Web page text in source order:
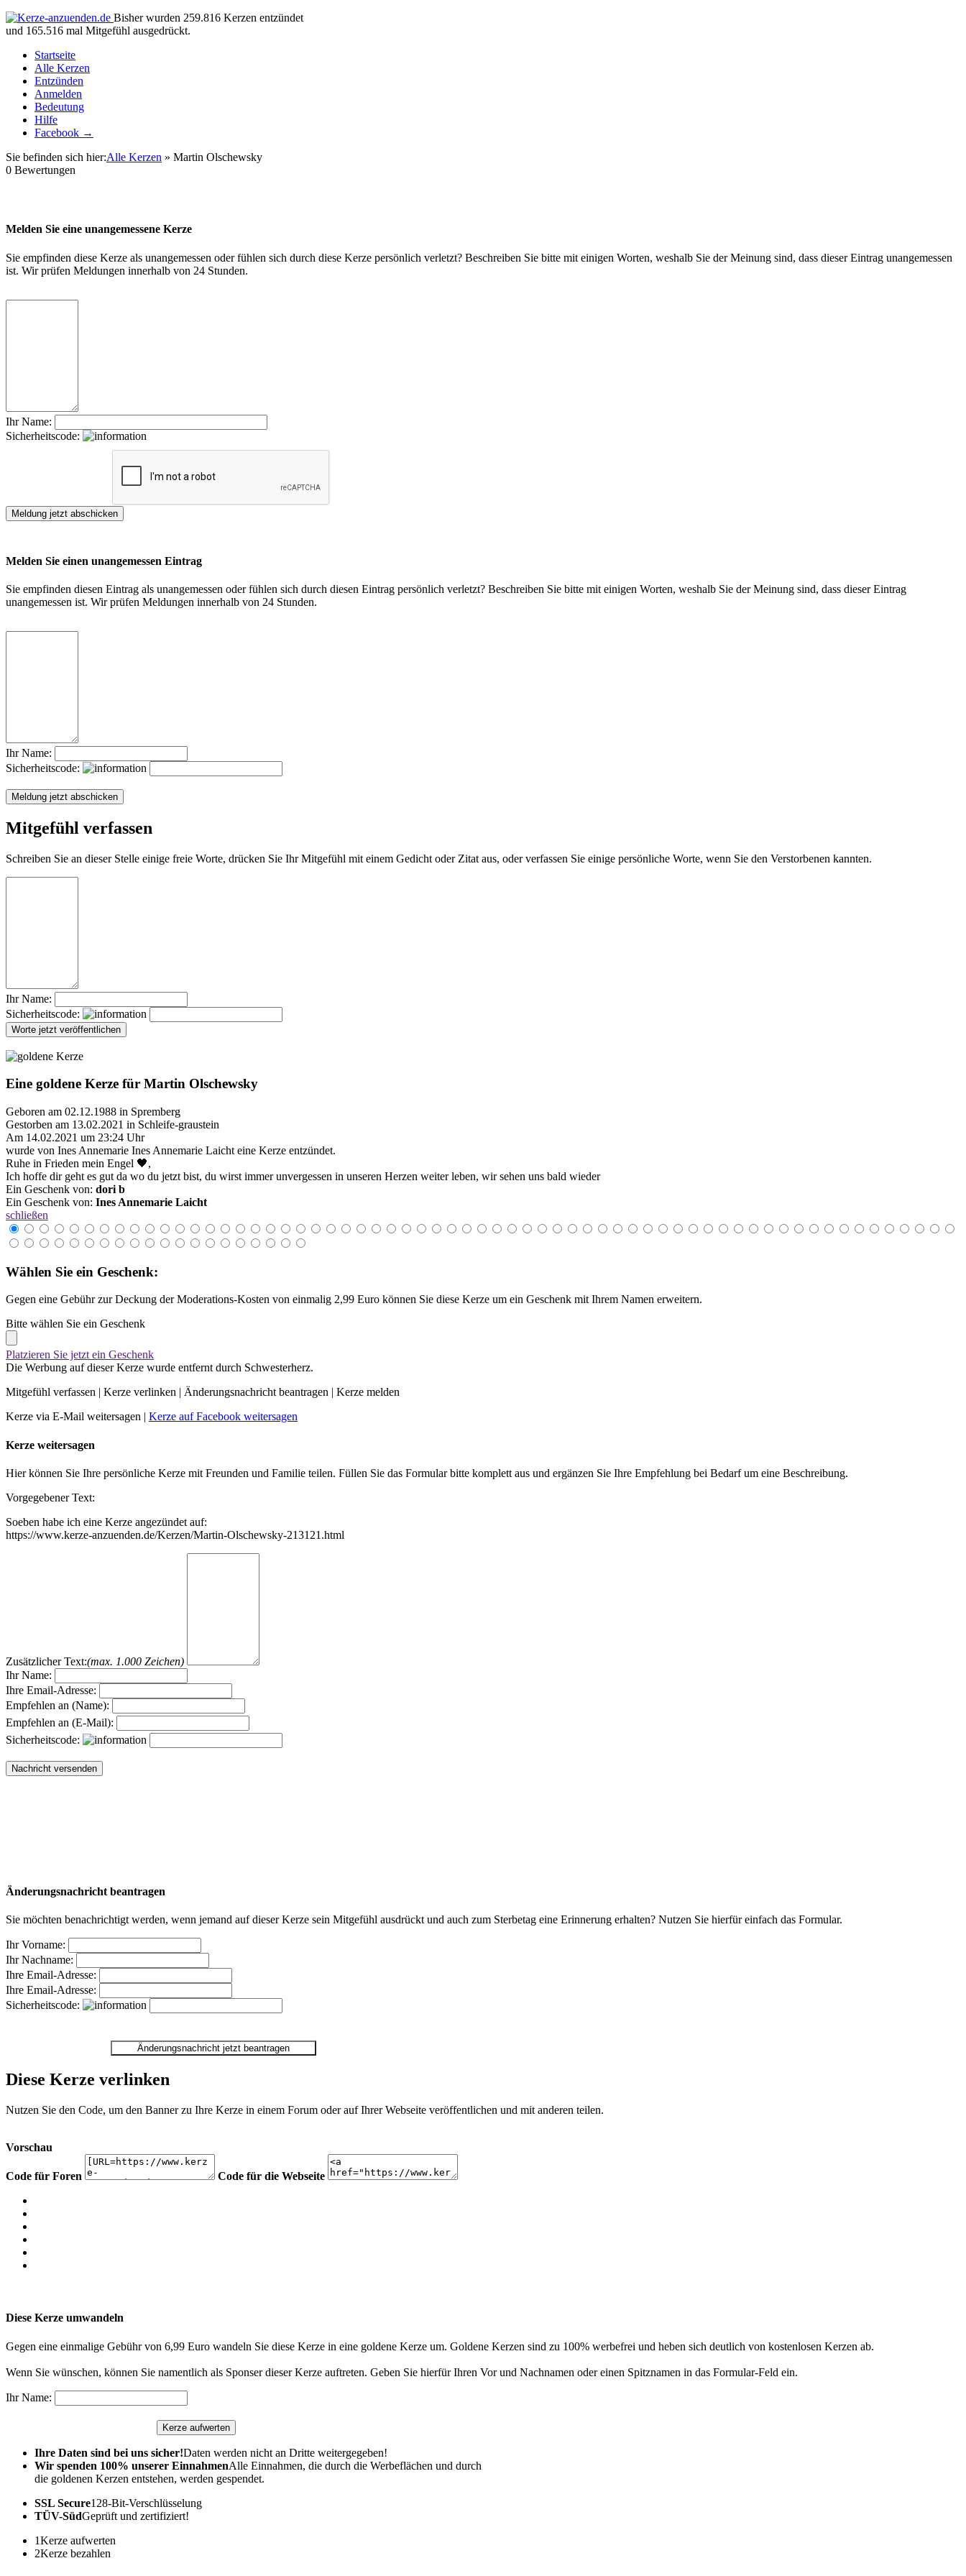
Bisher wurden 259.816 Kerzen entzündet
und 165.516 mal Mitgefühl ausgedrückt.
Startseite
Alle Kerzen
Entzünden
Anmelden
Bedeutung
Hilfe
Facebook →
Sie befinden sich hier:Alle Kerzen » Martin Olschewsky
0 Bewertungen
Melden Sie eine unangemessene Kerze
Sie empfinden diese Kerze als unangemessen oder fühlen sich durch diese Kerze persönlich verletzt? Beschreiben Sie bitte mit einigen Worten, weshalb Sie der Meinung sind, dass dieser Eintrag unangemessen
ist. Wir prüfen Meldungen innerhalb von 24 Stunden.
Ihr Name:
Sicherheitscode:
Melden Sie einen unangemessen Eintrag
Sie empfinden diesen Eintrag als unangemessen oder fühlen sich durch diesen Eintrag persönlich verletzt? Beschreiben Sie bitte mit einigen Worten, weshalb Sie der Meinung sind, dass dieser Eintrag
unangemessen ist. Wir prüfen Meldungen innerhalb von 24 Stunden.
Ihr Name:
Sicherheitscode:
Mitgefühl verfassen
Schreiben Sie an dieser Stelle einige freie Worte, drücken Sie Ihr Mitgefühl mit einem Gedicht oder Zitat aus, oder verfassen Sie einige persönliche Worte, wenn Sie den Verstorbenen kannten.
Ihr Name:
Sicherheitscode:
Eine goldene Kerze für Martin Olschewsky
Geboren am 02.12.1988 in Spremberg
Gestorben am 13.02.2021 in Schleife-graustein
Am 14.02.2021 um 23:24 Uhr
wurde von Ines Annemarie Ines Annemarie Laicht eine Kerze entzündet.
Ruhe in Frieden mein Engel 🖤,
Ich hoffe dir geht es gut da wo du jetzt bist, du wirst immer unvergessen in unseren Herzen weiter leben, wir sehen uns bald wieder
Ein Geschenk von: dori b
Ein Geschenk von: Ines Annemarie Laicht
schließen
Wählen Sie ein Geschenk:
Gegen eine Gebühr zur Deckung der Moderations-Kosten von einmalig 2,99 Euro können Sie diese Kerze um ein Geschenk mit Ihrem Namen erweitern.
Bitte wählen Sie ein Geschenk
Platzieren Sie jetzt ein Geschenk
Die Werbung auf dieser Kerze wurde entfernt durch Schwesterherz.
Mitgefühl verfassen
Kerze verlinken Änderungsnachricht beantragen
Kerze melden
Kerze via E-Mail weitersagen
Kerze auf Facebook weitersagen
Kerze weitersagen
Hier können Sie Ihre persönliche Kerze mit Freunden und Familie teilen. Füllen Sie das Formular bitte komplett aus und ergänzen Sie Ihre Empfehlung bei Bedarf um eine Beschreibung.
Vorgegebener Text:
Soeben habe ich eine Kerze angezündet auf:
https://www.kerze-anzuenden.de/Kerzen/Martin-Olschewsky-213121.html
Zusätzlicher Text:(max. 1.000 Zeichen)
Ihr Name:
Ihre Email-Adresse:
Empfehlen an (Name):
Empfehlen an (E-Mail):
Sicherheitscode:
Änderungsnachricht beantragen
Sie möchten benachrichtigt werden, wenn jemand auf dieser Kerze sein Mitgefühl ausdrückt und auch zum Sterbetag eine Erinnerung erhalten? Nutzen Sie hierfür einfach das Formular.
Ihr Vorname:
Ihr Nachname:
Ihre Email-Adresse:
Ihre Email-Adresse:
Sicherheitscode:
Diese Kerze verlinken
Nutzen Sie den Code, um den Banner zu Ihre Kerze in einem Forum oder auf Ihrer Webseite veröffentlichen und mit anderen teilen.
Vorschau
Code für Foren Code für die Webseite
Diese Kerze umwandeln
Gegen eine einmalige Gebühr von 6,99 Euro wandeln Sie diese Kerze in eine goldene Kerze um. Goldene Kerzen sind zu 100% werbefrei und heben sich deutlich von kostenlosen Kerzen ab.
Wenn Sie wünschen, können Sie namentlich als Sponser dieser Kerze auftreten. Geben Sie hierfür Ihren Vor und Nachnamen oder einen Spitznamen in das Formular-Feld ein.
Ihr Name:
Ihre Daten sind bei uns sicher!Daten werden nicht an Dritte weitergegeben!
Wir spenden 100% unserer EinnahmenAlle Einnahmen, die durch die Werbeflächen und durch
die goldenen Kerzen entstehen, werden gespendet.
SSL Secure128-Bit-Verschlüsselung
TÜV-SüdGeprüft und zertifiziert!
1Kerze aufwerten
2Kerze bezahlen